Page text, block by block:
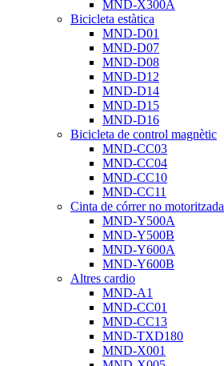
MND-X300A
Bicicleta estàtica
MND-D01
MND-D07
MND-D08
MND-D12
MND-D14
MND-D15
MND-D16
Bicicleta de control magnètic
MND-CC03
MND-CC04
MND-CC10
MND-CC11
Cinta de córrer no motoritzada
MND-Y500A
MND-Y500B
MND-Y600A
MND-Y600B
Altres cardio
MND-A1
MND-CC01
MND-CC13
MND-TXD180
MND-X001